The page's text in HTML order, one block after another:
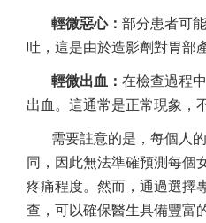
輕微惡心： 部分患者可
吐，這是由於造影劑對胃部
輕微出血： 在檢查過程
出血。這通常是正常現象，
需要註意的是，每個人
同，因此無法準確預測每個
疼痛程度。然而，通過選擇
查，可以確保醫生具備豐富